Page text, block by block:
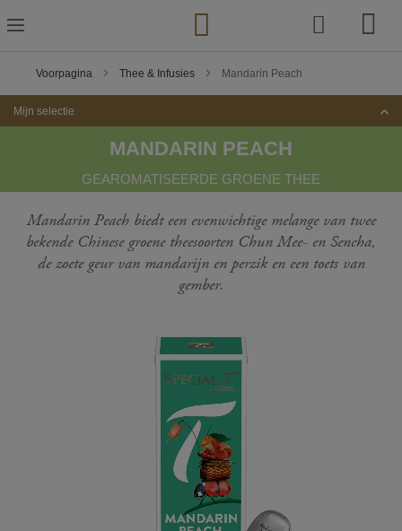
naar
de
Voorpagina Thee & Infusies Mandarin Peach
Mijn selectie
MANDARIN PEACH
GEAROMATISEERDE GROENE THEE
Mandarin Peach biedt een evenwichtige melange van twee
bekende Chinese groene theesoorten Chun Mee- en Sencha,
de zoete geur van mandarijn en perzik en een toets van
gember.